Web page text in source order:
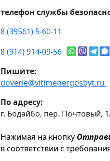
телефон службы
8 (39561) 5-60-11
8 (914) 914-09-56
Пишите:
doverie@vitimenergosbyt.ru
По адресу:
г. Бодайбо, пер. Почтовый,
Нажимая на кнопку
в соответствии с